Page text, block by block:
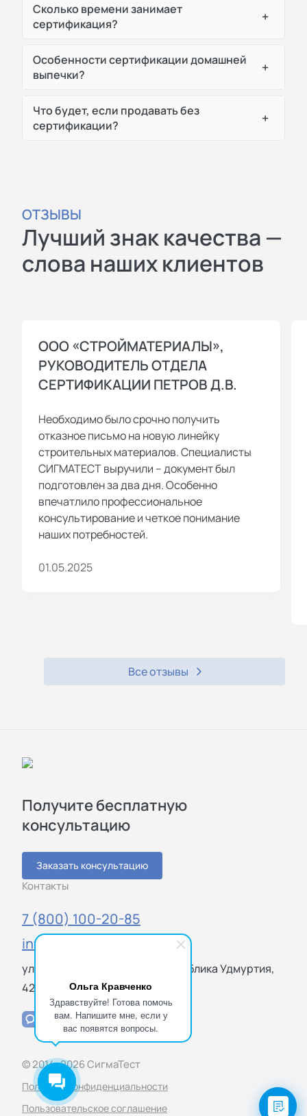
Ольга Кравченко
Здравствуйте! Готова помочь
вам. Напишите мне, если у
вас появятся вопросы.
Сколько времени занимает
сертификация?
+
Особенности сертификации домашней
выпечки?
+
Что будет, если продавать без
сертификации?
+
ОТЗЫВЫ
Лучший знак качества —
слова наших клиентов
ООО «СТРОЙМАТЕРИАЛЫ»,
РУКОВОДИТЕЛЬ ОТДЕЛА
СЕРТИФИКАЦИИ ПЕТРОВ Д.В.
Необходимо было срочно получить
отказное письмо на новую линейку
строительных материалов. Специалисты
СИГМАТЕСТ выручили – документ был
подготовлен за два дня. Особенно
впечатлило профессиональное
консультирование и четкое понимание
наших потребностей.
01.05.2025
Все отзывы
Получите бесплатную
консультацию
Заказать консультацию
Контакты
7 (800) 100-20-85
info@sigmatest.ru
ул. Баранова, 87, Ижевск, республика Удмуртия,
426006
© 2014–2026 СигмаТест
Политика конфиденциальности
Пользовательское соглашение